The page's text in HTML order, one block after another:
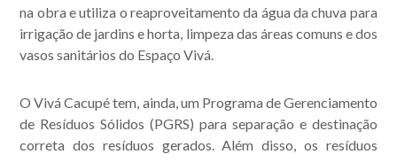
na obra e utiliza o reaproveitamento da água da chuva para
irrigação de jardins e horta, limpeza das áreas comuns e dos
vasos sanitários do Espaço Vivá.
O Vivá Cacupé tem, ainda, um Programa de Gerenciamento
de Resíduos Sólidos (PGRS) para separação e destinação
correta dos resíduos gerados. Além disso, os resíduos